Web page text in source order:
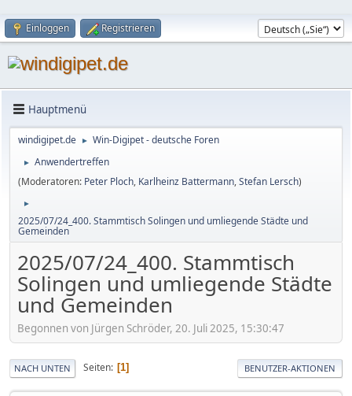
Einloggen Registrieren
Hauptmenü
windigipet.de ► Win-Digipet - deutsche Foren
►
Anwendertreffen
(Moderatoren: Peter Ploch, Karlheinz Battermann,Stefan Lersch)
►
2025/07/24_400. Stammtisch Solingen und umliegende Städte und
Gemeinden
2025/07/24_400. Stammtisch
Solingen und umliegende Städte
und Gemeinden
Begonnen von Jürgen Schröder, 20. Juli 2025, 15:30:47
NACH UNTEN Seiten 1 BENUTZER-AKTIONEN